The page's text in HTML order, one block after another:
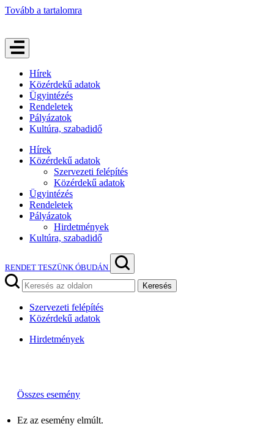
Tovább a tartalomra
Hírek
Közérdekű adatok
Ügyintézés
Rendeletek
Pályázatok
Kultúra, szabadidő
Hírek
Közérdekű adatok
Szervezeti felépítés
Közérdekű adatok
Ügyintézés
Rendeletek
Pályázatok
Hirdetmények
Kultúra, szabadidő
RENDET TESZÜNK ÓBUDÁN
Keresés
Szervezeti felépítés
Közérdekű adatok
Hirdetmények
Összes esemény
Ez az esemény elmúlt.